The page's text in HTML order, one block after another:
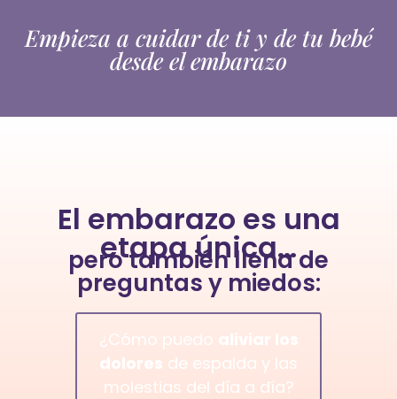
Empieza a cuidar de ti y de tu bebé
desde el embarazo
El embarazo es una
etapa única…
pero también llena de
preguntas y miedos:
¿Cómo puedo aliviar los
dolores de espalda y las
molestias del día a día?⁣